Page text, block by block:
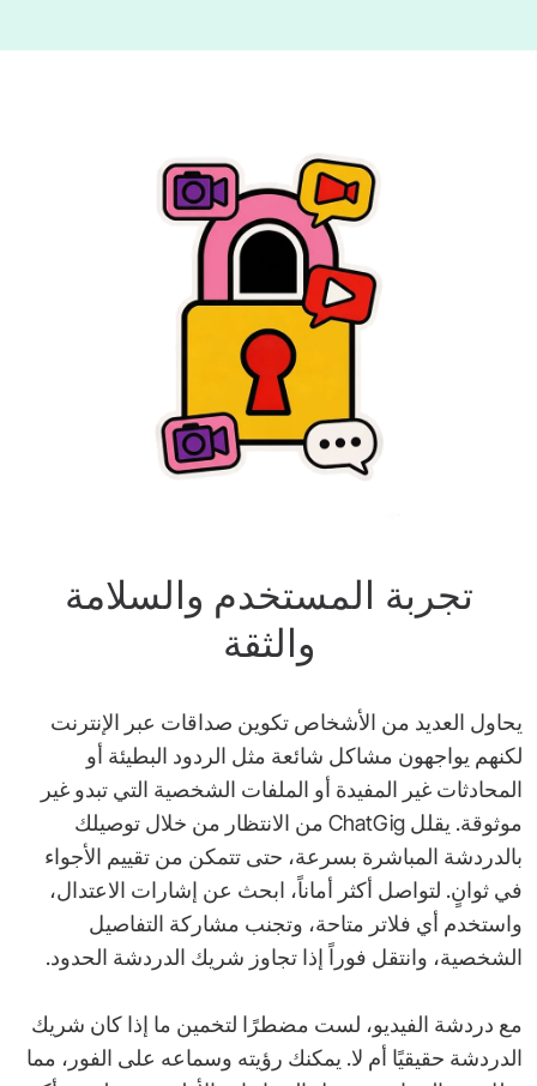
تجربة المستخدم والسلامة
والثقة
يحاول العديد من الأشخاص تكوين صداقات عبر الإنترنت
لكنهم يواجهون مشاكل شائعة مثل الردود البطيئة أو
المحادثات غير المفيدة أو الملفات الشخصية التي تبدو غير
موثوقة. يقلل ChatGig من الانتظار من خلال توصيلك
بالدردشة المباشرة بسرعة، حتى تتمكن من تقييم الأجواء
في ثوانٍ. لتواصل أكثر أماناً، ابحث عن إشارات الاعتدال،
واستخدم أي فلاتر متاحة، وتجنب مشاركة التفاصيل
الشخصية، وانتقل فوراً إذا تجاوز شريك الدردشة الحدود.
مع دردشة الفيديو، لست مضطرًا لتخمين ما إذا كان شريك
الدردشة حقيقيًا أم لا. يمكنك رؤيته وسماعه على الفور، مما